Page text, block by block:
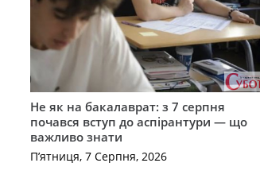
Не як на бакалаврат: з 7 серпня
почався вступ до аспірантури — що
важливо знати
П’ятниця, 7 Серпня, 2026